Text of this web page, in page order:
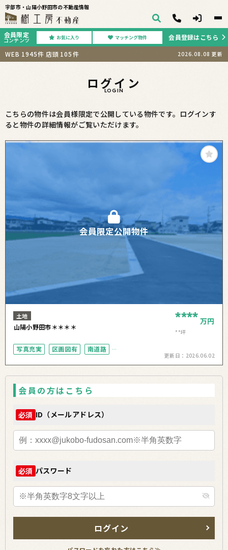
宇部市・山陽小野田市の不動産情報
会員限定
コンテンツ お気に入り マッチング物件
会員登録はこちら
WEB 1945件 店頭 105件 2026.08.08 更新
ログイン
LOGIN
こちらの物件は会員様限定で公開している物件です。ログインす
ると物件の詳細情報がご覧いただけます。
会員限定公開物件
土地
山陽小野田市＊＊＊＊ **** 万円
**坪
写真充実 区画図有
南道路
更新日： 2026.06.02
会員の方はこちら
必須 ID（メールアドレス）
必須 パスワード
ログイン